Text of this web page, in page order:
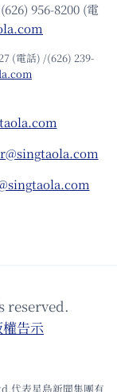
(626) 956-8200 (電
(電話) /(626) 239-
reserved.
權告⽰
代表星島新聞集團有